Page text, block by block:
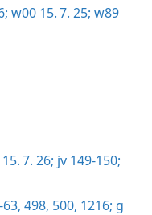
w00 15. 7. 25; w89
7. 26; jv 149-150;
498, 500, 1216; g